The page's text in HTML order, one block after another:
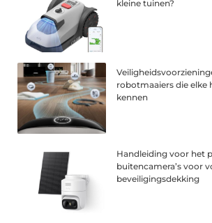
kleine tuinen?
robotmaaiers die elke
kennen
Handleiding voor het
buitencamera’s voor
beveiligingsdekking